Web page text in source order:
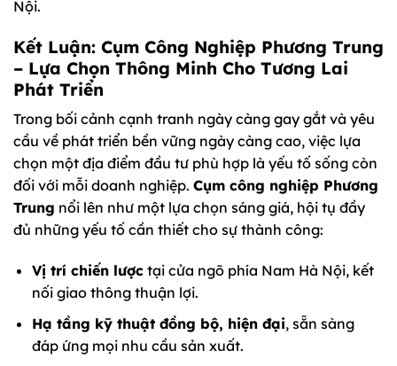
Nội.
Kết Luận: Cụm Công Nghiệp Phương Trung
– Lựa Chọn Thông Minh Cho Tương Lai
Phát Triển
Trong bối cảnh cạnh tranh ngày càng gay gắt và yêu
cầu về phát triển bền vững ngày càng cao, việc lựa
chọn một địa điểm đầu tư phù hợp là yếu tố sống còn
đối với mỗi doanh nghiệp. Cụm công nghiệp Phương
Trung nổi lên như một lựa chọn sáng giá, hội tụ đầy
đủ những yếu tố cần thiết cho sự thành công:
Vị trí chiến lượctại cửa ngõ phía Nam Hà Nội, kết
nối giao thông thuận lợi.
Hạ tầng kỹ thuật đồng bộ, hiện đại, sẵn sàng
đáp ứng mọi nhu cầu sản xuất.